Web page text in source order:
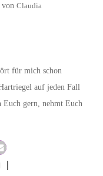
von Claudia
für mich schon
auf jeden Fall
Euch gern, nehmt Euch